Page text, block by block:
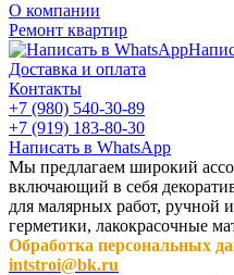
О компании
Ремонт квартир
Доставка и оплата
Контакты
+7 (980) 540-30-89
+7 (919) 183-80-30
Написать в WhatsApp
Мы предлагаем широкий
включающий в себя
для малярных работ, ручной
герметики, лакокрасочные
Обработка персональных
intstroi@bk.ru